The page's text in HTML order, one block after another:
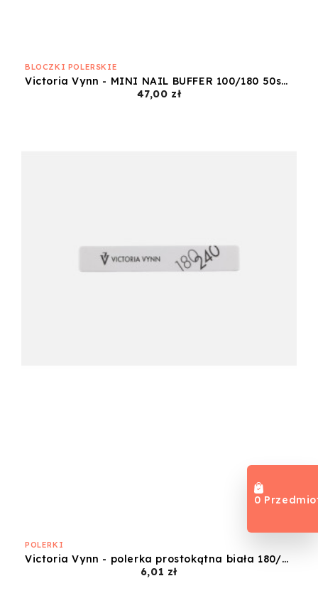
0
BLOCZKI POLERSKIE
Victoria Vynn - MINI NAIL BUFFER 100/180 50szt.
47,00 złCena
POLERKI
Victoria Vynn - polerka prostokątna biała 180/240
6,01 złCena